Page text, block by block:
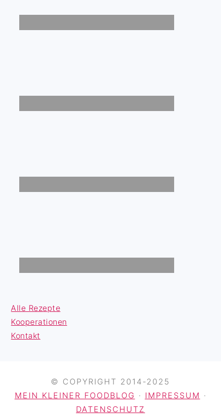
Alle Rezepte
Kooperationen
Kontakt
© COPYRIGHT 2014-2025
MEIN KLEINER FOODBLOG · IMPRESSUM ·
DATENSCHUTZ